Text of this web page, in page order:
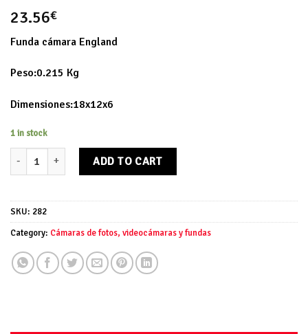
23.56€
Funda cámara England
Peso:0.215 Kg
Dimensiones:18x12x6
1 in stock
Funda cámara England quantity
ADD TO CART
SKU: 282
Category: Cámaras de fotos, videocámaras y fundas